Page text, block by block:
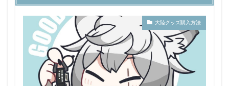
大陸グッズ購入方法